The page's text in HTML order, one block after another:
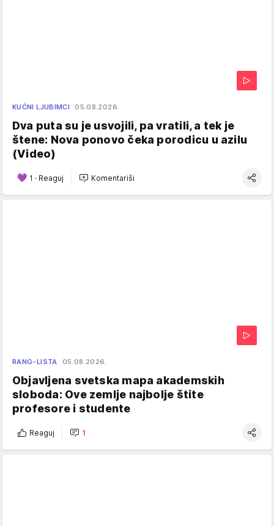
KUĆNI LJUBIMCI 05.08.2026.
Dva puta su je usvojili, pa vratili, a tek je
štene: Nova ponovo čeka porodicu u azilu
(Video)
1 · Reaguj Komentariši
RANG-LISTA 05.08.2026.
Objavljena svetska mapa akademskih
sloboda: Ove zemlje najbolje štite
profesore i studente
Reaguj 1